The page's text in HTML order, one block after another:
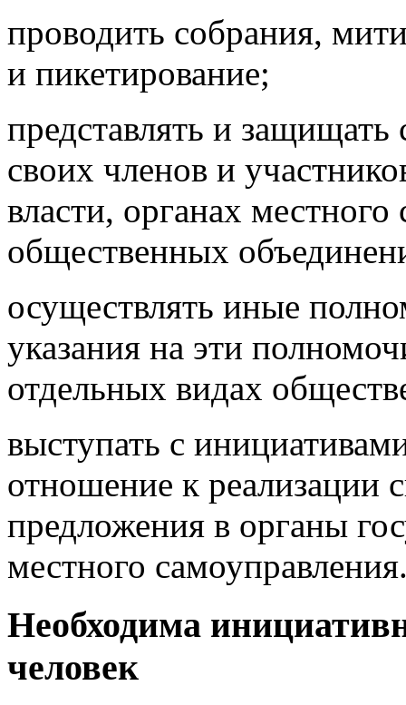
проводить собрания,
и пикетирование;
представлять и
своих членов и
власти, органах
общественных
осуществлять иные
указания на эти
отдельных видах
выступать с
отношение к реализации
предложения в органы
местного
Необходима
человек